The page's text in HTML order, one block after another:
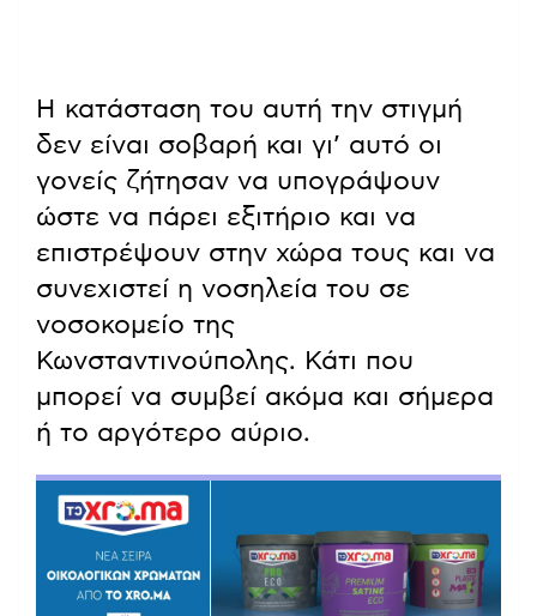
Η κατάσταση του αυτή την στιγμή
δεν είναι σοβαρή και γι’ αυτό οι
γονείς ζήτησαν να υπογράψουν
ώστε να πάρει εξιτήριο και να
επιστρέψουν στην χώρα τους και να
συνεχιστεί η νοσηλεία του σε
νοσοκομείο της
Κωνσταντινούπολης. Κάτι που
μπορεί να συμβεί ακόμα και σήμερα
ή το αργότερο αύριο.